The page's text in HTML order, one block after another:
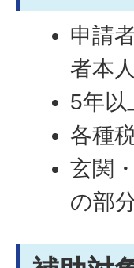
申請
者本
5年以
各種
玄関
の部